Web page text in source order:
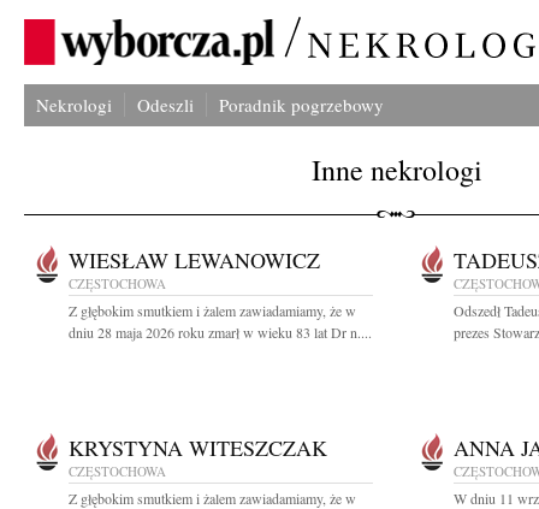
Nekrologi Odeszli Poradnik pogrzebowy
Inne nekrologi
WIESŁAW LEWANOWICZ
CZĘSTOCHOWA
Z głębokim smutkiem i żalem zawiadamiamy, że w
dniu 28 maja 2026 roku zmarł w wieku 83 lat Dr n....
Odszedł
prezes
KRYSTYNA WITESZCZAK
CZĘSTOCHOWA
Z głębokim smutkiem i żalem zawiadamiamy, że w
ANNA
W dniu 11